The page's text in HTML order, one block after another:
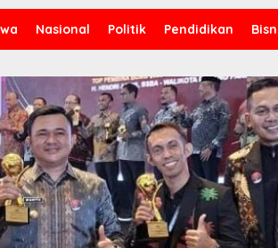
Nasional Politik Pendidikan